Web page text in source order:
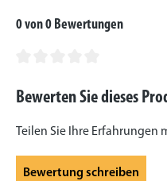
0 von 0 Bewertungen
Bewerten Sie dieses
Teilen Sie Ihre Erfahrungen
Bewertung schreiben